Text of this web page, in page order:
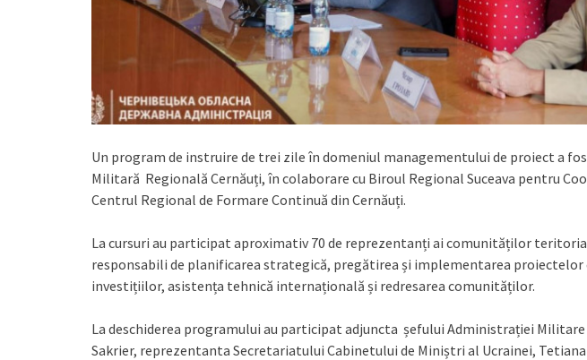
Un program de instruire de trei zile în domeniul managementului de proiect a
Militară Regională Cernăuți, în colaborare cu Biroul Regional Suceava pentru
Centrul Regional de Formare Continuă din Cernăuți.
La cursuri au participat aproximativ 70 de reprezentanți ai comunităților
responsabili de planificarea strategică, pregătirea și implementarea proiectelor
investițiilor, asistența tehnică internațională și redresarea comunităților.
La deschiderea programului au participat adjuncta șefului Administrației Militare
Sakrier, reprezentanta Secretariatului Cabinetului de Miniștri al Ucrainei,